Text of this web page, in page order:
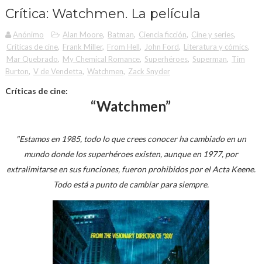
Crítica: Watchmen. La película
Anónimo Alan Moore, Batman, Ciencia ficción, Cine y series,
Críticas de cine, Frank Miller, From Hell, John Ford, Literatura y cómics,
Mar Quebrado, My Chemical Romance, Superhéroes, Superman, Tim
Burton, V de Vendetta, Watchmen, Zack Snyder
Críticas de cine:
“Watchmen”
"Estamos en 1985, todo lo que crees conocer ha cambiado en un
mundo donde los superhéroes existen, aunque en 1977, por
extralimitarse en sus funciones, fueron prohibidos por el Acta Keene.
Todo está a punto de cambiar para siempre.